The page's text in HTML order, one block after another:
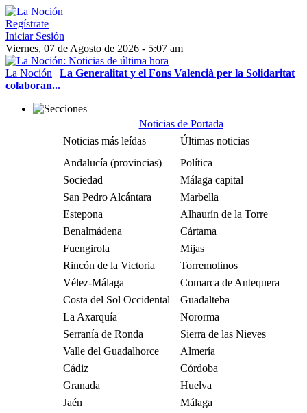
Regístrate
Iniciar Sesión
Viernes, 07 de Agosto de 2026 - 5:07 am
La Noción | La Generalitat y el Fons Valencià per la Solidaritat
colaboran...
Noticias de Portada
Noticias más leídas
Últimas noticias
Andalucía (provincias)
Política
Sociedad
Málaga capital
San Pedro Alcántara
Marbella
Estepona
Alhaurín de la Torre
Benalmádena
Cártama
Fuengirola
Mijas
Rincón de la Victoria
Torremolinos
Vélez-Málaga
Comarca de Antequera
Costa del Sol Occidental
Guadalteba
La Axarquía
Nororma
Serranía de Ronda
Sierra de las Nieves
Valle del Guadalhorce
Almería
Cádiz
Córdoba
Granada
Huelva
Jaén
Málaga